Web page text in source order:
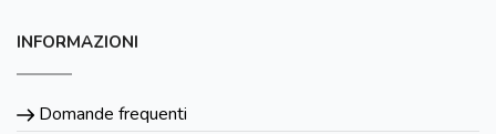
INFORMAZIONI
Domande frequenti